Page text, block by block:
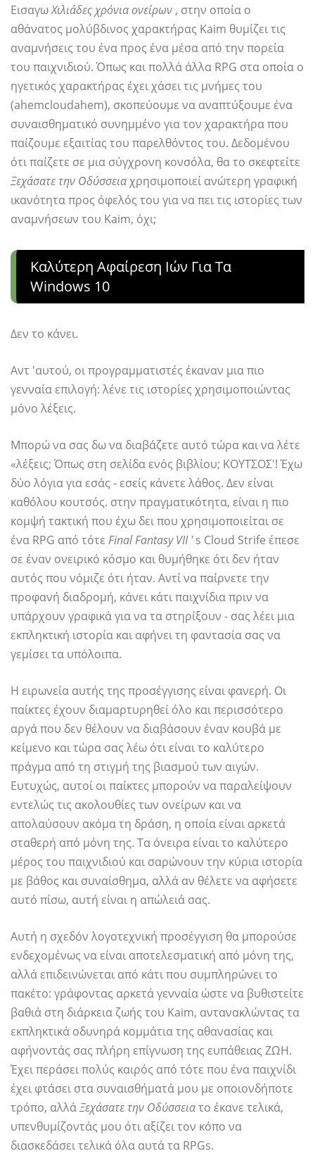
ΕισαγωΧιλιάδες χρόνια ονείρων , στην οποία ο
αθάνατος μολύβδινος χαρακτήρας Kaim θυμίζει τις
αναμνήσεις του ένα προς ένα μέσα από την πορεία
του παιχνιδιού. Όπως και πολλά άλλα RPG στα οποία ο
ηγετικός χαρακτήρας έχει χάσει τις μνήμες του
(ahemcloudahem), σκοπεύουμε να αναπτύξουμε ένα
συναισθηματικό συνημμένο για τον χαρακτήρα που
παίζουμε εξαιτίας του παρελθόντος του. Δεδομένου
ότι παίζετε σε μια σύγχρονη κονσόλα, θα το σκεφτείτε
Ξεχάσατε την Οδύσσειαχρησιμοποιεί ανώτερη γραφική
ικανότητα προς όφελός του για να πει τις ιστορίες των
αναμνήσεων του Kaim, όχι;
Καλύτερη Αφαίρεση Ιών Για Τα
Windows 10
Δεν το κάνει.
Αντ 'αυτού, οι προγραμματιστές έκαναν μια πιο
γενναία επιλογή: λένε τις ιστορίες χρησιμοποιώντας
μόνο λέξεις.
Μπορώ να σας δω να διαβάζετε αυτό τώρα και να λέτε
«λέξεις; Όπως στη σελίδα ενός βιβλίου; ΚΟΥΤΣΟΣ'! Έχω
δύο λόγια για εσάς - εσείς κάνετε λάθος. Δεν είναι
καθόλου κουτσός. στην πραγματικότητα, είναι η πιο
κομψή τακτική που έχω δει που χρησιμοποιείται σε
ένα RPG από τότε Final Fantasy VII 's Cloud Strife έπεσε
σε έναν ονειρικό κόσμο και θυμήθηκε ότι δεν ήταν
αυτός που νόμιζε ότι ήταν. Αντί να παίρνετε την
προφανή διαδρομή, κάνει κάτι παιχνίδια πριν να
υπάρχουν γραφικά για να τα στηρίξουν - σας λέει μια
εκπληκτική ιστορία και αφήνει τη φαντασία σας να
γεμίσει τα υπόλοιπα.
Η ειρωνεία αυτής της προσέγγισης είναι φανερή. Οι
παίκτες έχουν διαμαρτυρηθεί όλο και περισσότερο
αργά που δεν θέλουν να διαβάσουν έναν κουβά με
κείμενο και τώρα σας λέω ότι είναι το καλύτερο
πράγμα από τη στιγμή της βιασμού των αιγών.
Ευτυχώς, αυτοί οι παίκτες μπορούν να παραλείψουν
εντελώς τις ακολουθίες των ονείρων και να
απολαύσουν ακόμα τη δράση, η οποία είναι αρκετά
σταθερή από μόνη της. Τα όνειρα είναι το καλύτερο
μέρος του παιχνιδιού και σαρώνουν την κύρια ιστορία
με βάθος και συναίσθημα, αλλά αν θέλετε να αφήσετε
αυτό πίσω, αυτή είναι η απώλειά σας.
Αυτή η σχεδόν λογοτεχνική προσέγγιση θα μπορούσε
ενδεχομένως να είναι αποτελεσματική από μόνη της,
αλλά επιδεινώνεται από κάτι που συμπληρώνει το
πακέτο: γράφοντας αρκετά γενναία ώστε να βυθιστείτε
βαθιά στη διάρκεια ζωής του Kaim, αντανακλώντας τα
εκπληκτικά οδυνηρά κομμάτια της αθανασίας και
αφήνοντάς σας πλήρη επίγνωση της ευπάθειας ΖΩΗ.
Έχει περάσει πολύς καιρός από τότε που ένα παιχνίδι
έχει φτάσει στα συναισθήματά μου με οποιονδήποτε
τρόπο, αλλάΞεχάσατε την Οδύσσειατο έκανε τελικά,
υπενθυμίζοντάς μου ότι αξίζει τον κόπο να
διασκεδάσει τελικά όλα αυτά τα RPGs.